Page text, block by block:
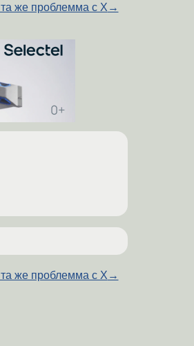
же проблемма с Х →
же проблемма с Х →